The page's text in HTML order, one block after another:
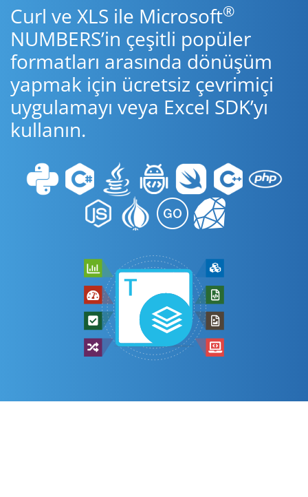
Curl ve XLS ile Microsoft®
NUMBERS’in çeşitli popüler
formatları arasında dönüşüm
yapmak için ücretsiz çevrimiçi
uygulamayı veya Excel SDK’yı
kullanın.